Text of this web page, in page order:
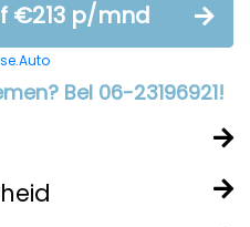
€213 p/mnd
Bel 06-23196921!